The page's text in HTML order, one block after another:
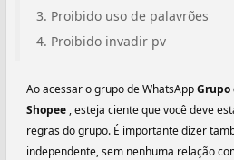
Proibido uso de palavrões
Proibido invadir pv
Ao acessar o grupo de WhatsAppGrupo
Shopee , esteja ciente que você deve
regras do grupo. É importante dizer
independente, sem nenhuma relação